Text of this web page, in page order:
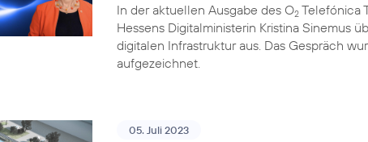
In der aktuellen Ausgabe des O2 Telefónica
Hessens Digitalministerin Kristina Sinemus
digitalen Infrastruktur aus. Das Gespräch
aufgezeichnet.
05. Juli 2023